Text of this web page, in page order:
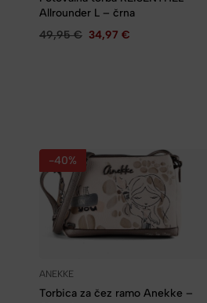
Allrounder L – črna
49,95€ 34,97 €
-40%
ANEKKE
Torbica za čez ramo Anekke –